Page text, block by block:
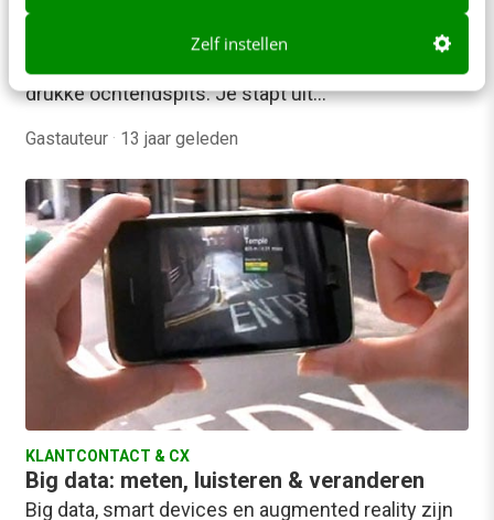
Zelf instellen
Je wekker gaat. Het is half zeven, geen zeven uur,
drukke ochtendspits. Je stapt uit…
Gastauteur · 13 jaar geleden
KLANTCONTACT & CX
Big data: meten, luisteren & veranderen
Big data, smart devices en augmented reality zijn